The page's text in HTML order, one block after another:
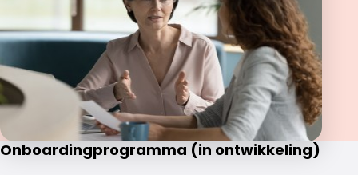
Onboardingprogramma (in ontwikkeling)